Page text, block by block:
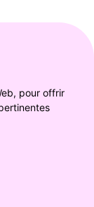
, pour offrir